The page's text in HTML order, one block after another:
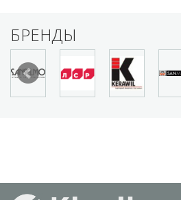
БРЕНДЫ